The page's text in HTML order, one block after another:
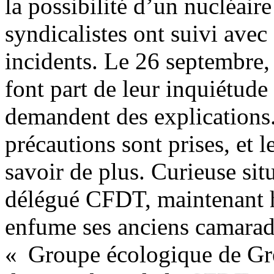
la possibilité d’un
syndicalistes ont suivi
incidents. Le 26
font part de leur
demandent des
précautions sont prises, et
savoir de plus. Curieuse
délégué CFDT,
enfume ses anciens
« Groupe écologique de